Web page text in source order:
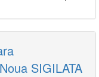
SIGILATA